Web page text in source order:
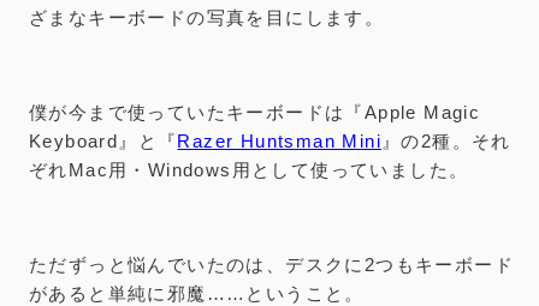
ざまなキーボードの写真を目にします。
僕が今まで使っていたキーボードは『Apple Magic
Keyboard』と『Razer Huntsman Mini 』の2種。それ
ぞれMac用・Windows用として使っていました。
ただずっと悩んでいたのは、デスクに2つもキーボード
があると単純に邪魔……ということ。